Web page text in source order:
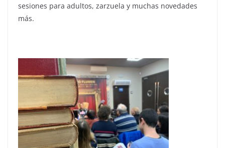
sesiones para adultos, zarzuela y muchas novedades
más.